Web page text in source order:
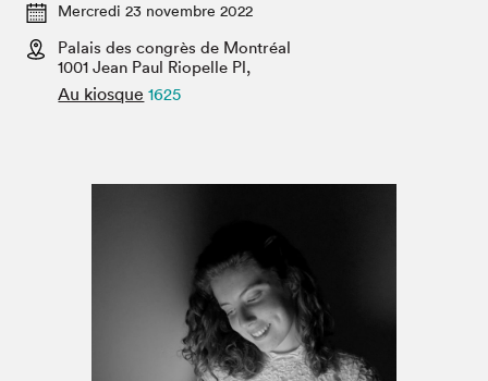
Espace enseignant·e·s
Espace médias
Mercredi 23 novembre 2022
Palais des congrès de Montréal
1001 Jean Paul Riopelle Pl,
Au kiosque 1625